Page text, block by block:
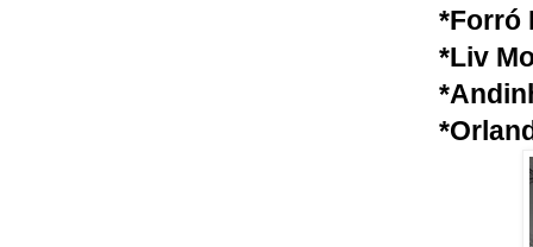
*Forró
*Liv